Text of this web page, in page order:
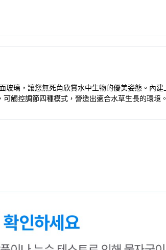
璃，讓您無死角欣賞水中生物的優美姿態。內
觸控調節四種模式，營造出適合水草生長的環